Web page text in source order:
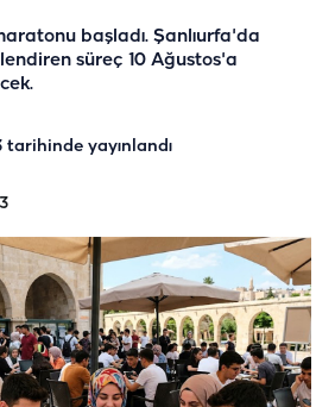
başladı. Şanlıurfa'da
süreç 10 Ağustos'a
tarihinde yayınlandı